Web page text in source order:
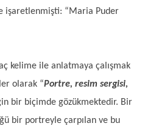
işaretlenmişti: “Maria Puder
kelime ile anlatmaya çalışmak
olarak “Portre, resim sergisi,
bir biçimde gözükmektedir. Bir
bir portreyle çarpılan ve bu